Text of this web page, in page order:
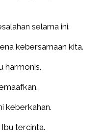
selama ini.
kebersamaan kita.
harmonis.
keberkahan.
tercinta.